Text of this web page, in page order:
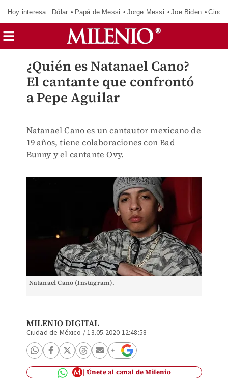
Hoy interesa: Dólar Papá de Messi Jorge Messi Joe Biden
¿Quién es Natanael Cano?
El cantante que confrontó
a Pepe Aguilar
Natanael Cano es un cantautor mexicano de
19 años, tiene colaboraciones con Bad
Bunny y el cantante Ovy.
Natanael Cano (Instagram).
MILENIO DIGITAL
Ciudad de México /13.05.2020 12:48:58
Únete al canal de Milenio